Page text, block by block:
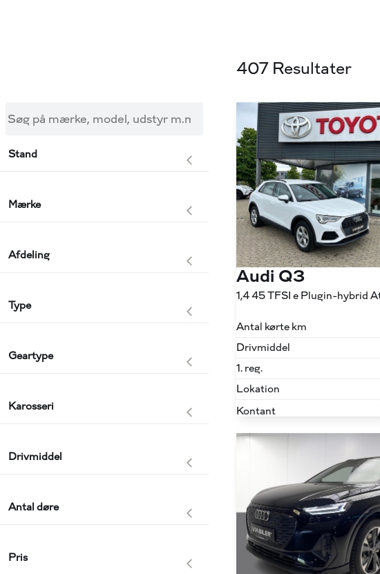
407 Resultater
Stand
Mærke
Afdeling
Type
Geartype
Karosseri
Drivmiddel
Antal døre
Pris
Audi Q3
Antal kørte km
Drivmiddel
1. reg.
Lokation
Kontant